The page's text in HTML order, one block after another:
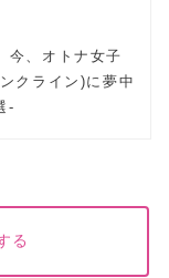
今、オトナ女子
クライン)に夢中
-
る